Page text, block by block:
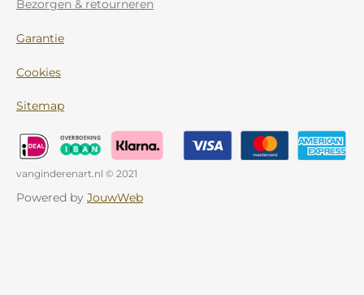
Bezorgen & retourneren
Garantie
Cookies
Sitemap
vanginderenart.nl © 2021
Powered by JouwWeb